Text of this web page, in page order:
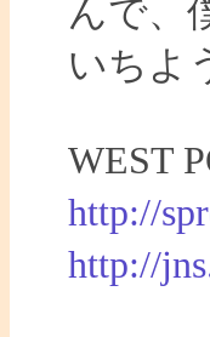
んで、
いちよ
WEST
http://
http://